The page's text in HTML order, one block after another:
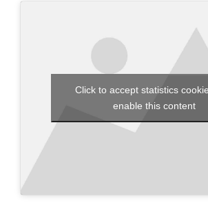
Click to accept statistics
enable this content